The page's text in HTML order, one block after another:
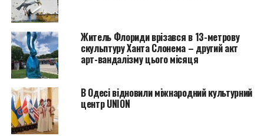
Картина, що висить у музеї Mauritshuis в Гаазі,
Нідерланди, стала останньою, яка зазнала нападок з
боку кліматичних активістів. Раніше цього місяця
активісти кинули томатний суп у картину Вінсента
Ван Гога “Соняшники” у Національній галереї
Великобританії, а через кілька днів активісти кинули
картопляне пюре в картину Клода Моне “Мюль” у
Житель Флориди врізався в 13-метрову
скульптуру Ханта Слонема – другий акт
арт-вандалізму цього місяця
В Одесі відновили міжнародний культурний
центр UNION